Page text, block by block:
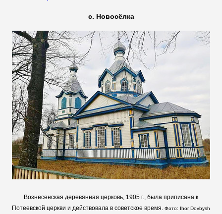
с. Новосёлка
Вознесенская деревянная церковь, 1905 г., была приписана к
Потеевской церкви и действовала в советское время. Фото: Ihor Dovbysh